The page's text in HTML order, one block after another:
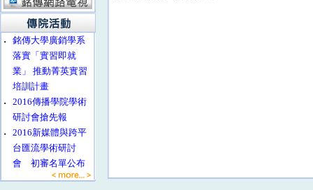
‧
銘傳大學廣銷學系
落實「實習即就
業」 推動菁英實習
培訓計畫
‧
2016傳播學院學術
研討會搶先報
‧
2016新媒體與跨平
台匯流學術研討
會 初審名單公布